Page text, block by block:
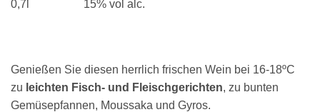
0,7l 15% vol alc.
Genießen Sie diesen herrlich frischen Wein bei 16-18ºC
zu leichten Fisch- und Fleischgerichten, zu bunten
Gemüsepfannen, Moussaka und Gyros.